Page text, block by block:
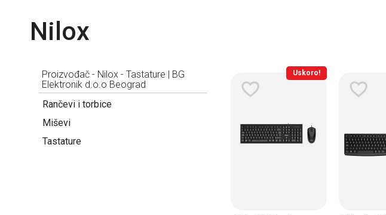
Nilox
Proizvođač - Nilox - Tastature | BG
Elektronik d.o.o Beograd
Rančevi i torbice
Miševi
Tastature
Uskoro!